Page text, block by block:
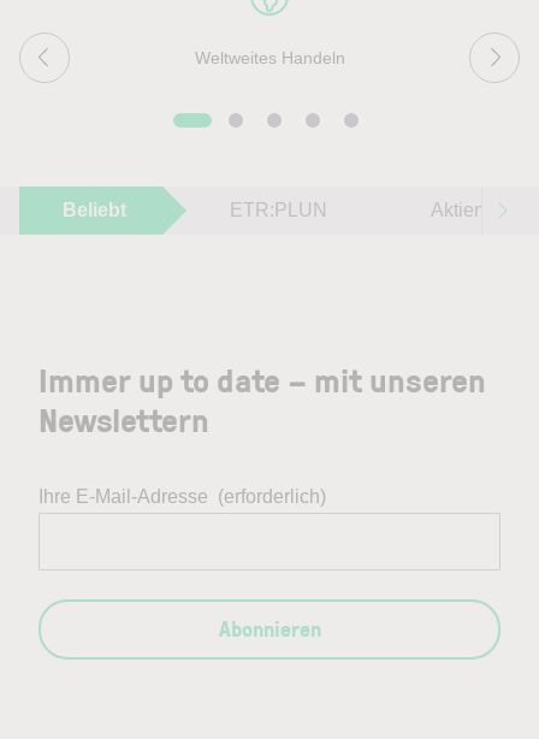
Weltweites Handeln
Beliebt ETR:PLUN Aktien im
Immer up to date – mit unseren
Newslettern
Ihre E-Mail-Adresse (erforderlich)
Abonnieren